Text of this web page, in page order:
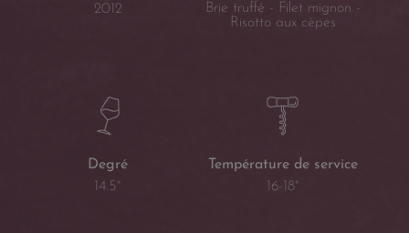
2012
Brie truffé - Filet mignon -
Risotto aux cèpes
Degré
14.5°
Température de service
16-18°